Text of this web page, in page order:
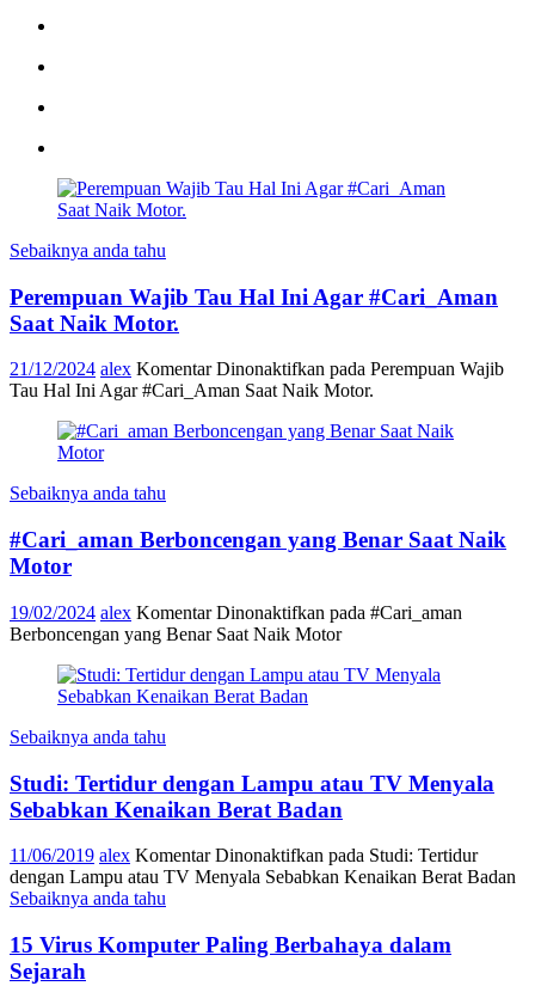
Sebaiknya anda tahu
Perempuan Wajib Tau Hal Ini Agar #Cari_Aman
Saat Naik Motor.
21/12/2024 alex Komentar Dinonaktifkan pada Perempuan Wajib
Tau Hal Ini Agar #Cari_Aman Saat Naik Motor.
Sebaiknya anda tahu
#Cari_aman Berboncengan yang Benar Saat Naik
Motor
19/02/2024 alex Komentar Dinonaktifkan pada #Cari_aman
Berboncengan yang Benar Saat Naik Motor
Sebaiknya anda tahu
Studi: Tertidur dengan Lampu atau TV Menyala
Sebabkan Kenaikan Berat Badan
11/06/2019 alex Komentar Dinonaktifkan pada Studi: Tertidur
dengan Lampu atau TV Menyala Sebabkan Kenaikan Berat Badan
Sebaiknya anda tahu
15 Virus Komputer Paling Berbahaya dalam
Sejarah